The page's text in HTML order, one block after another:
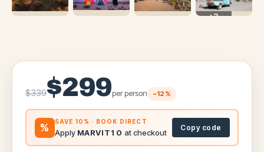
$339$299per person −12 %
%
SAVE 10% · BOOK DIRECT
Apply MARVIT10 at checkout Copy code
+3